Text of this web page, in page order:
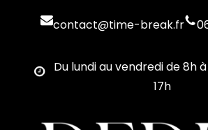
contact@time-break.fr
Du lundi au vendredi de 8h à
17h